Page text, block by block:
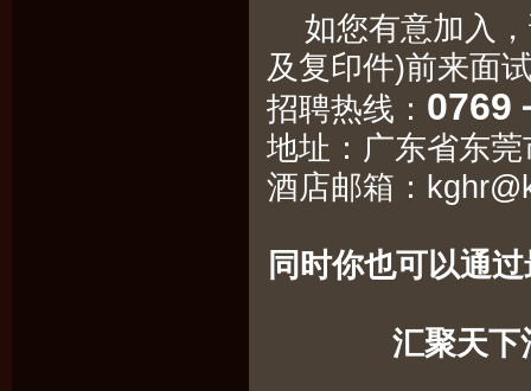
如您有意加入，
及复印件)前来面
招聘热线： 0769
地址：广东省东
酒店邮箱：
同时你也可以通
汇聚天